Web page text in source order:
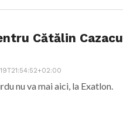
Cătălin Cazacu
nu va mai aici, la Exatlon.